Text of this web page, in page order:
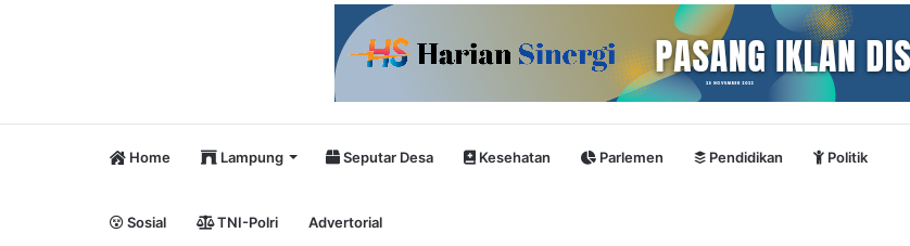
Home Lampung Seputar Desa Kesehatan Parlemen Pendidikan Politik
Sosial TNI-Polri Advertorial